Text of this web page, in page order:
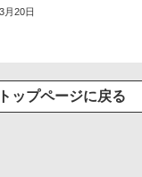
月20日
ップページに戻る